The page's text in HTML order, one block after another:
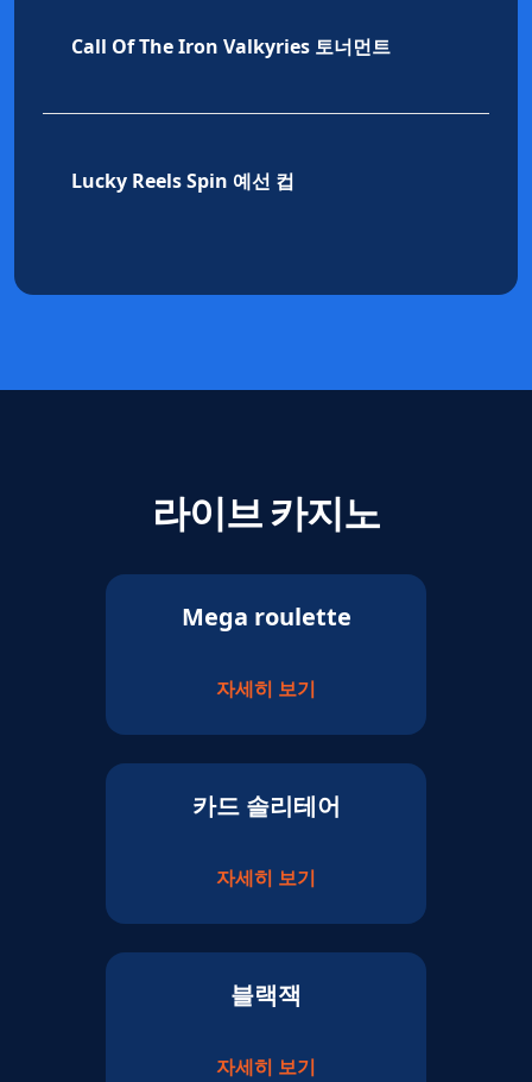
Call Of The Iron Valkyries 토너먼트
Lucky Reels Spin 예선 컵
라이브 카지노
Mega roulette
자세히 보기
카드 솔리테어
자세히 보기
블랙잭
자세히 보기